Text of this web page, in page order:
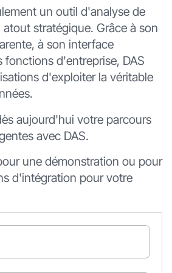
un outil d'analyse de
stratégique. Grâce à son
à son interface
fonctions d'entreprise, DAS
d'exploiter la véritable
aujourd'hui votre parcours
avec DAS.
une démonstration ou pour
d'intégration pour votre